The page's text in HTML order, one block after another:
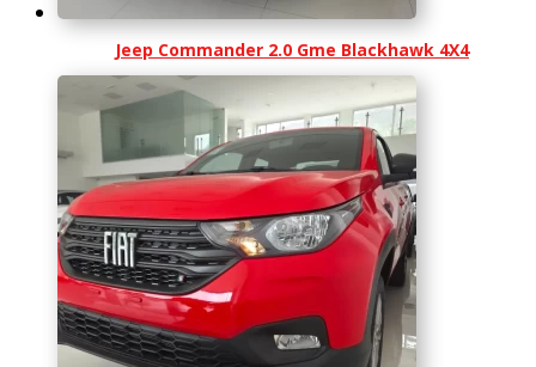
Jeep Commander 2.0 Gme Blackhawk 4X4